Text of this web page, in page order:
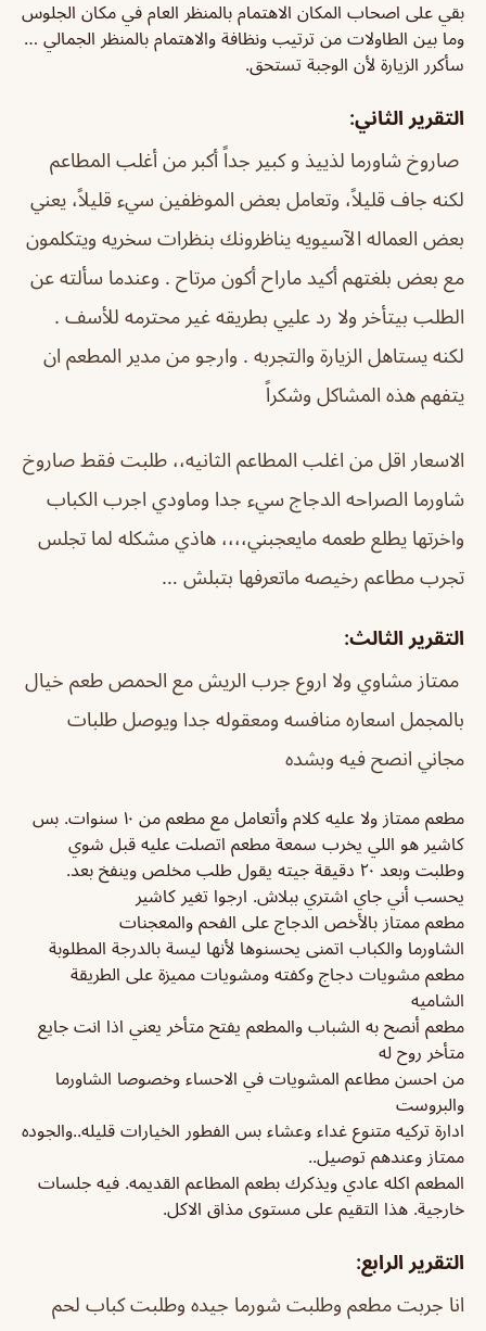
بقي على اصحاب المكان الاهتمام بالمنظر العام في مكان الجلوس
وما بين الطاولات من ترتيب ونظافة والاهتمام بالمنظر الجمالي …
سأكرر الزيارة لأن الوجبة تستحق.
التقرير الثاني:
صاروخ شاورما لذييذ و كبير جداً أكبر من أغلب المطاعم
لكنه جاف قليلاً، وتعامل بعض الموظفين سيء قليلاً، يعني
بعض العماله الآسيويه يناظرونك بنظرات سخريه ويتكلمون
مع بعض بلغتهم أكيد ماراح أكون مرتاح . وعندما سألته عن
الطلب بيتأخر ولا رد عليي بطريقه غير محترمه للأسف .
لكنه يستاهل الزيارة والتجربه . وارجو من مدير المطعم ان
يتفهم هذه المشاكل وشكراً
الاسعار اقل من اغلب المطاعم الثانيه،، طلبت فقط صاروخ
شاورما الصراحه الدجاج سيء جدا وماودي اجرب الكباب
واخرتها يطلع طعمه مايعجبني،،،، هاذي مشكله لما تجلس
تجرب مطاعم رخيصه ماتعرفها بتبلش …
التقرير الثالث:
ممتاز مشاوي ولا اروع جرب الريش مع الحمص طعم خيال
بالمجمل اسعاره منافسه ومعقوله جدا ويوصل طلبات
مجاني انصح فيه وبشده
مطعم ممتاز ولا عليه كلام وأتعامل مع مطعم من ١٠ سنوات. بس
كاشير هو اللي يخرب سمعة مطعم اتصلت عليه قبل شوي
وطلبت وبعد ٢٠ دقيقة جيته يقول طلب مخلص وينفخ بعد.
يحسب أني جاي اشتري ببلاش. ارجوا تغير كاشير
مطعم ممتاز بالأخص الدجاج على الفحم والمعجنات
الشاورما والكباب اتمنى يحسنوها لأنها ليسة بالدرجة المطلوبة
مطعم مشويات دجاج وكفته ومشويات مميزة على الطريقة
الشاميه
مطعم أنصح به الشباب والمطعم يفتح متأخر يعني اذا انت جايع
متأخر روح له
من احسن مطاعم المشويات في الاحساء وخصوصا الشاورما
والبروست
ادارة تركيه متنوع غداء وعشاء بس الفطور الخيارات قليله..والجوده
ممتاز وعندهم توصيل..
المطعم اكله عادي ويذكرك بطعم المطاعم القديمه. فيه جلسات
خارجية. هذا التقيم على مستوى مذاق الاكل.
التقرير الرابع:
انا جربت مطعم وطلبت شورما جيده وطلبت كباب لحم